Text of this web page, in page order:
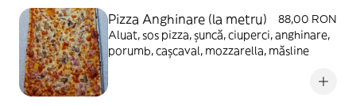
Pizza Anghinare (la metru)
88,00 RON
Aluat, sos pizza, șuncă, ciuperci, anghinare,
porumb, cașcaval, mozzarella, măsline